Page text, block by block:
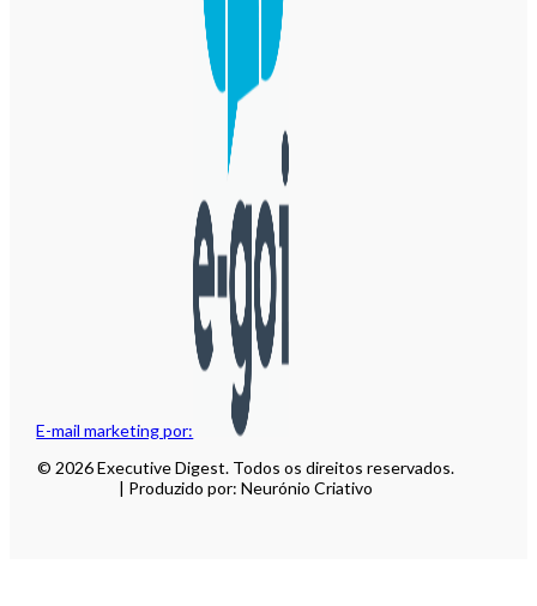
E-mail marketing por:
© 2026 Executive Digest. Todos os direitos reservados.
| Produzido por: Neurónio Criativo